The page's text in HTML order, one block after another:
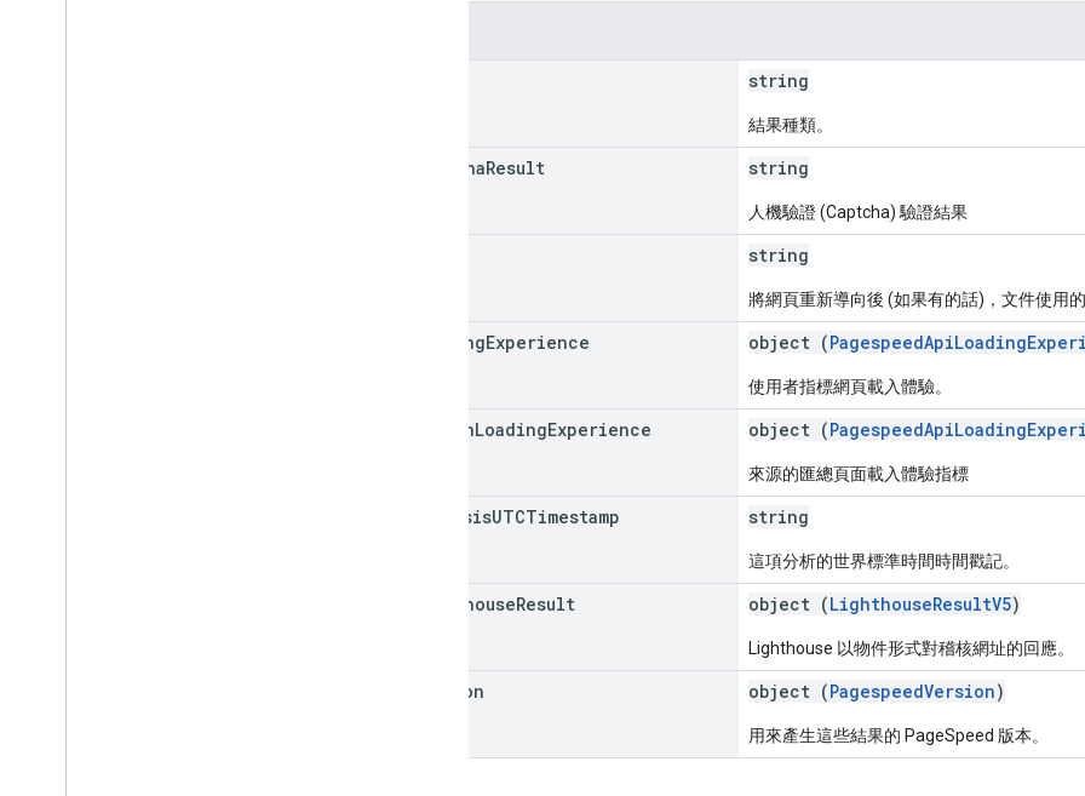
string
結果種類。
captchaResult string
人機驗證 (Captcha) 驗證結果
string
將網頁重新導向後 (如果有的話)，文件使用
loadingExperience object (
使用者指標網頁載入體驗。
originLoadingExperience object (
來源的匯總頁面載入體驗指標
analysisUTCTimestamp string
這項分析的世界標準時間時間戳記。
lighthouseResult object (LighthouseResultV5)
Lighthouse 以物件形式對稽核網址的回應。
version object (PagespeedVersion)
用來產生這些結果的 PageSpeed 版本。